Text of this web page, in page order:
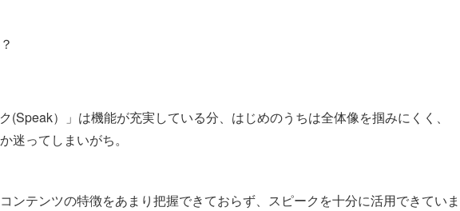
(Speak）」は機能が充実している分、はじめのうちは全体像を掴みにくく、
迷ってしまいがち。
ンテンツの特徴をあまり把握できておらず、スピークを十分に活用できていま